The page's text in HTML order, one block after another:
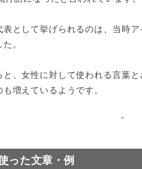
表として挙げられるのは、当時
。
、女性に対して使われる言葉
増えているようです。
>
った文章・例